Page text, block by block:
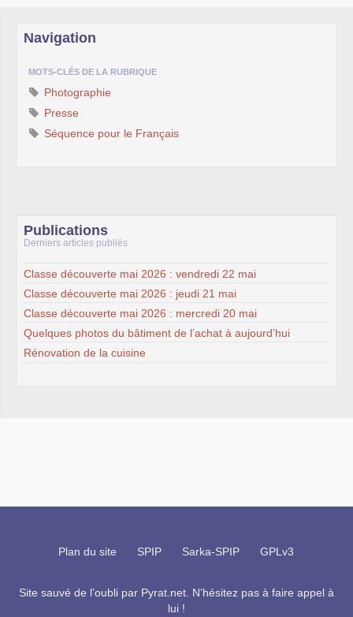
Navigation
MOTS-CLÉS DE LA RUBRIQUE
Photographie
Presse
Séquence pour le Français
Publications
Derniers articles publiés
Classe découverte mai 2026 : vendredi 22 mai
Classe découverte mai 2026 : jeudi 21 mai
Classe découverte mai 2026 : mercredi 20 mai
Quelques photos du bâtiment de l’achat à aujourd’hui
Rénovation de la cuisine
Plan du site SPIP Sarka-SPIP GPLv3
Site sauvé de l’oubli par Pyrat.net . N’hésitez pas à faire appel à
lui !